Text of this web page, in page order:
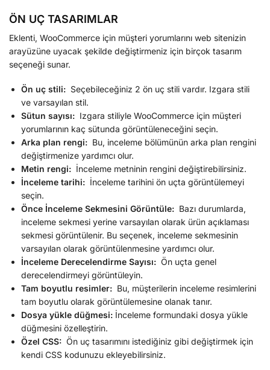
ÖN UÇ TASARIMLAR
Eklenti, WooCommerce için müşteri yorumlarını web sitenizin
arayüzüne uyacak şekilde değiştirmeniz için birçok tasarım
seçeneği sunar.
Ön uç stili: Seçebileceğiniz 2 ön uç stili vardır. Izgara stili
ve varsayılan stil.
Sütun sayısı: Izgara stiliyle WooCommerce için müşteri
yorumlarının kaç sütunda görüntüleneceğini seçin.
Arka plan rengi: Bu, inceleme bölümünün arka plan rengini
değiştirmenize yardımcı olur.
Metin rengi: İnceleme metninin rengini değiştirebilirsiniz.
İnceleme tarihi: İnceleme tarihini ön uçta görüntülemeyi
seçin.
Önce İnceleme Sekmesini Görüntüle: Bazı durumlarda,
inceleme sekmesi yerine varsayılan olarak ürün açıklaması
sekmesi görüntülenir. Bu seçenek, inceleme sekmesinin
varsayılan olarak görüntülenmesine yardımcı olur.
İnceleme Derecelendirme Sayısı: Ön uçta genel
derecelendirmeyi görüntüleyin.
Tam boyutlu resimler: Bu, müşterilerin inceleme resimlerini
tam boyutlu olarak görüntülemesine olanak tanır.
Dosya yükle düğmesi: İnceleme formundaki dosya yükle
düğmesini özelleştirin.
Özel CSS: Ön uç tasarımını istediğiniz gibi değiştirmek için
kendi CSS kodunuzu ekleyebilirsiniz.